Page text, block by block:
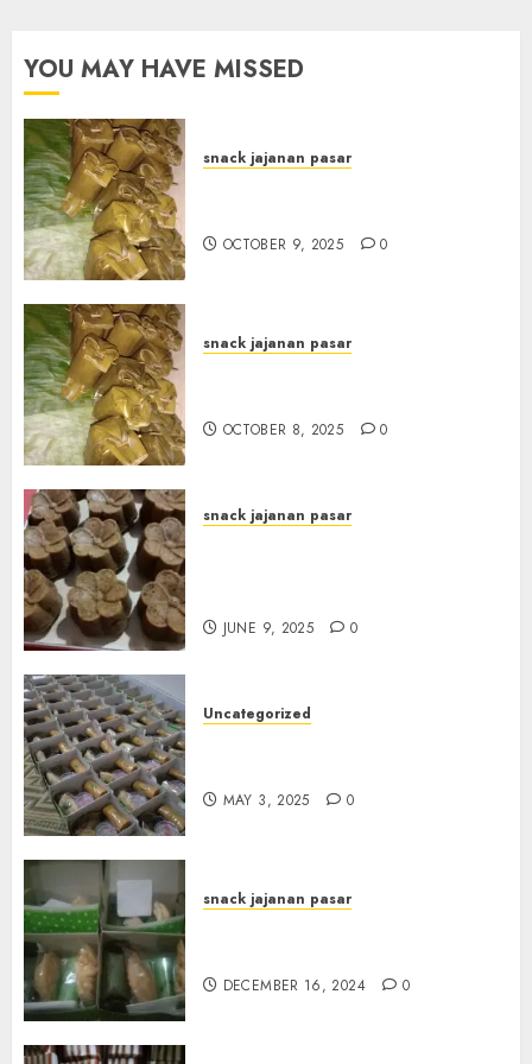
8, 2025
YOU MAY HAVE MISSED
snack jajanan pasar
OCTOBER 9, 2025 0
snack jajanan pasar
OCTOBER 8, 2025 0
snack jajanan pasar
JUNE 9, 2025 0
Uncategorized
MAY 3, 2025 0
snack jajanan pasar
DECEMBER 16, 2024 0